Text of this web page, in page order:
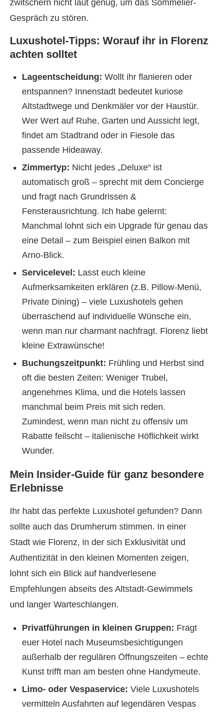
zwitschern nicht laut genug, um das Sommelier-
Gespräch zu stören.
Luxushotel-Tipps: Worauf ihr in Florenz
achten solltet
Lageentscheidung: Wollt ihr flanieren oder
entspannen? Innenstadt bedeutet kuriose
Altstadtwege und Denkmäler vor der Haustür.
Wer Wert auf Ruhe, Garten und Aussicht legt,
findet am Stadtrand oder in Fiesole das
passende Hideaway.
Zimmertyp: Nicht jedes „Deluxe“ ist
automatisch groß – sprecht mit dem Concierge
und fragt nach Grundrissen &
Fensterausrichtung. Ich habe gelernt:
Manchmal lohnt sich ein Upgrade für genau das
eine Detail – zum Beispiel einen Balkon mit
Arno-Blick.
Servicelevel: Lasst euch kleine
Aufmerksamkeiten erklären (z.B. Pillow-Menü,
Private Dining) – viele Luxushotels gehen
überraschend auf individuelle Wünsche ein,
wenn man nur charmant nachfragt. Florenz liebt
kleine Extrawünsche!
Buchungszeitpunkt: Frühling und Herbst sind
oft die besten Zeiten: Weniger Trubel,
angenehmes Klima, und die Hotels lassen
manchmal beim Preis mit sich reden.
Zumindest, wenn man nicht zu offensiv um
Rabatte feilscht – italienische Höflichkeit wirkt
Wunder.
Mein Insider-Guide für ganz besondere
Erlebnisse
Ihr habt das perfekte Luxushotel gefunden? Dann
sollte auch das Drumherum stimmen. In einer
Stadt wie Florenz, in der sich Exklusivität und
Authentizität in den kleinen Momenten zeigen,
lohnt sich ein Blick auf handverlesene
Empfehlungen abseits des Altstadt-Gewimmels
und langer Warteschlangen.
Privatführungen in kleinen Gruppen: Fragt
euer Hotel nach Museumsbesichtigungen
außerhalb der regulären Öffnungszeiten – echte
Kunst trifft man am besten ohne Handymeute.
Limo- oder Vespaservice: Viele Luxushotels
vermitteln Ausfahrten auf legendären Vespas